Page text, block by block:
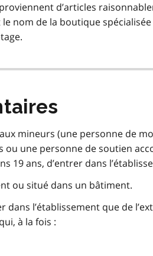
d’articles
nom de la boutique
mineurs (une personne de
une personne de soutien
19 ans, d’entrer dans
ou situé dans un bâtiment.
l’établissement que de
à la fois :